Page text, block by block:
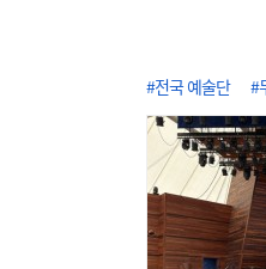
#전국 예술단 #